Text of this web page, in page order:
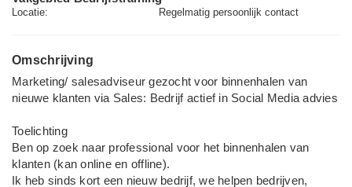
Locatie: Regelmatig persoonlijk contact
Omschrijving
Marketing/ salesadviseur gezocht voor binnenhalen van
nieuwe klanten via Sales: Bedrijf actief in Social Media advies
Toelichting
Ben op zoek naar professional voor het binnenhalen van
klanten (kan online en offline).
Ik heb sinds kort een nieuw bedrijf, we helpen bedrijven,